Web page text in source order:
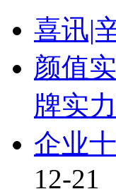
喜讯|
颜值
牌实
企业
12-21